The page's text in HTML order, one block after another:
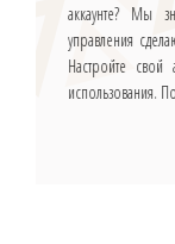
аккаунте? Мы
управления
Настройте свой
использования.